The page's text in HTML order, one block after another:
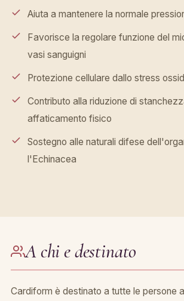
Aiuta a mantenere la normale
Favorisce la regolare funzione del
vasi sanguigni
Protezione cellulare dallo stress
Contributo alla riduzione di
affaticamento fisico
Sostegno alle naturali difese
l'Echinacea
A chi e destinato
Cardiform è destinato a tutte le persone